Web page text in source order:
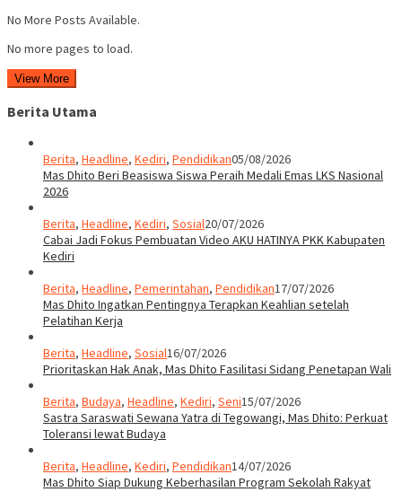
No More Posts Available.
No more pages to load.
View More
Berita Utama
Berita, Headline, Kediri, Pendidikan05/08/2026
Mas Dhito Beri Beasiswa Siswa Peraih Medali Emas LKS Nasional
2026
Berita, Headline, Kediri, Sosial20/07/2026
Cabai Jadi Fokus Pembuatan Video AKU HATINYA PKK Kabupaten
Kediri
Berita, Headline, Pemerintahan, Pendidikan17/07/2026
Mas Dhito Ingatkan Pentingnya Terapkan Keahlian setelah
Pelatihan Kerja
Berita, Headline, Sosial16/07/2026
Prioritaskan Hak Anak, Mas Dhito Fasilitasi Sidang Penetapan Wali
Berita, Budaya, Headline, Kediri, Seni15/07/2026
Sastra Saraswati Sewana Yatra di Tegowangi, Mas Dhito: Perkuat
Toleransi lewat Budaya
Berita, Headline, Kediri, Pendidikan14/07/2026
Mas Dhito Siap Dukung Keberhasilan Program Sekolah Rakyat